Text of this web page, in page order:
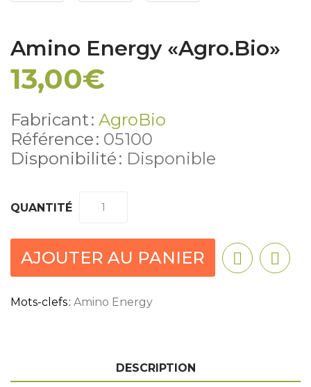
Amino Energy «Agro.Bio»
13,00€
Fabricant : AgroBio
Référence : 05100
Disponibilité : Disponible
QUANTITÉ
AJOUTER AU PANIER
Mots-clefs : Amino Energy
DESCRIPTION